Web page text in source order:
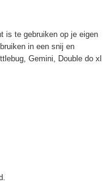
is te gebruiken op je eigen
in een snij en
Gemini, Double do xl